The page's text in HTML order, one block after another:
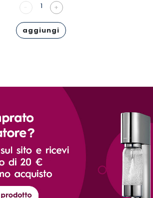
1 +
aggiungi